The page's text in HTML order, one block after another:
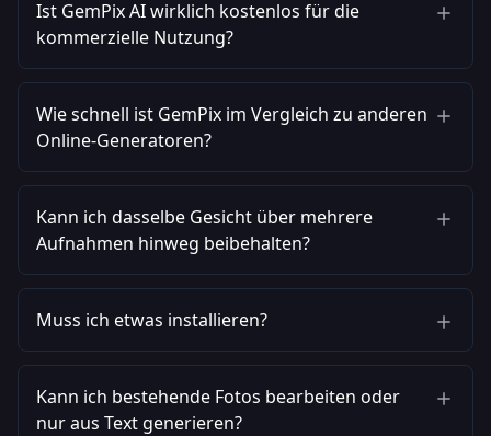
Ist GemPix AI wirklich kostenlos für die
kommerzielle Nutzung?
Wie schnell ist GemPix im Vergleich zu anderen
Online-Generatoren?
Kann ich dasselbe Gesicht über mehrere
Aufnahmen hinweg beibehalten?
Muss ich etwas installieren?
Kann ich bestehende Fotos bearbeiten oder
nur aus Text generieren?